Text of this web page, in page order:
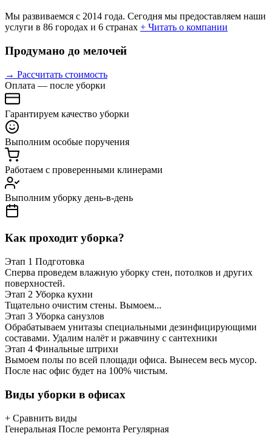
Мы развиваемся с 2014 года. Сегодня мы предоставляем наши
услуги в 86 городах и 6 странах + Читать о компании
Продумано до мелочей
→ Рассчитать стоимость
Оплата — после уборки
Гарантируем качество уборки
Выполним особые поручения
Работаем с проверенными клинерами
Выполним уборку день-в-день
Как проходит уборка?
Этап 1 Подготовка
Сперва проведем влажную уборку стен, потолков и других
поверхностей.
Этап 2 Уборка кухни
Тщательно очистим стены. Вымоем...
Этап 3 Уборка санузлов
Обрабатываем унитазы специальными дезинфицирующими
составами. Удалим налёт и ржавчину с сантехники
Этап 4 Финальные штрихи
Вымоем полы по всей площади офиса. Вынесем весь мусор.
После нас офис будет на 100% чистым.
Виды уборки в офисах
+ Сравнить виды
Генеральная После ремонта Регулярная